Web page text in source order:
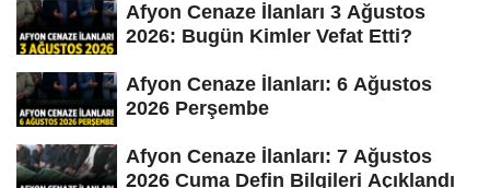
Afyon Cenaze İlanları 3 Ağustos
2026: Bugün Kimler Vefat Etti?
Afyon Cenaze İlanları: 6 Ağustos
2026 Perşembe
Afyon Cenaze İlanları: 7 Ağustos
2026 Cuma Defin Bilgileri Açıklandı